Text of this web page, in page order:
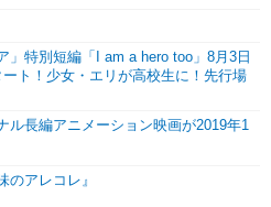
」特別短編「I am a hero too」8月3日
ート！少女・エリが高校生に！先行場
ル長編アニメーション映画が2019年1
のアレコレ』